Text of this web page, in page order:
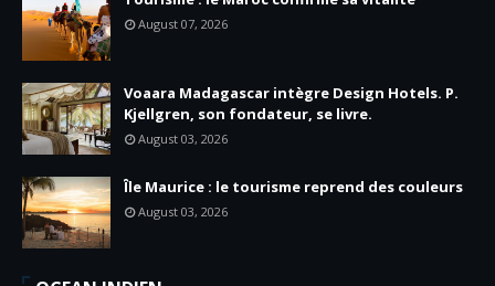
August 07, 2026
Voaara Madagascar intègre Design Hotels. P.
Kjellgren, son fondateur, se livre.
August 03, 2026
Île Maurice : le tourisme reprend des couleurs
August 03, 2026